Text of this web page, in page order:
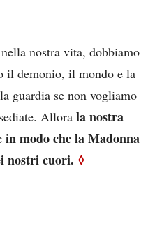
nostra vita, dobbiamo
il demonio, il mondo e la
guardia se non vogliamo
Allora la nostra
modo che la Madonna
nostri cuori. ◊